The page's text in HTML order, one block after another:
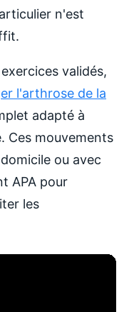
n'est
validés,
l'arthrose de la
adapté à
Ces mouvements
ou avec
APA pour
les